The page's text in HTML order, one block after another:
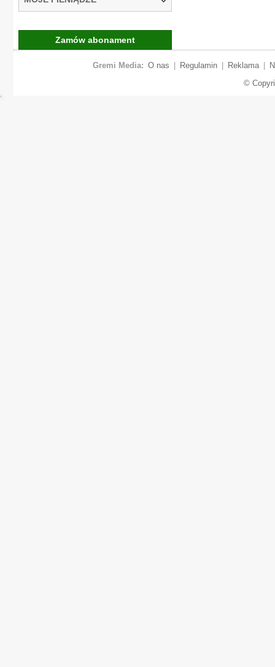
Zamów abonament
Gremi Media: O nas Regulamin Reklama
©